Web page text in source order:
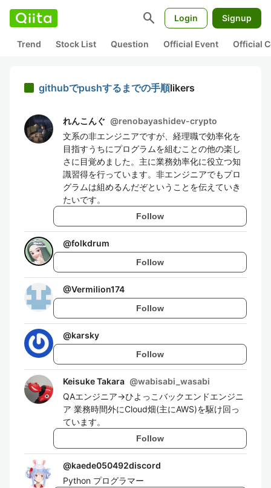
search Login Signup
Trend Stock List Question Official Event Official
githubでpushするまでの手順likers
れんこんぐ @renobayashidev-crypto
文系の非エンジニアですが、経理職で効率化を
目指すうちにプログラムを組むことの他の楽し
さに目覚めました。主に業務効率化に役立つ知
識習得を行っています。非エンジニアでもプロ
グラムは組めるんだぞということを伝えていき
たいです。
Follow
@folkdrum
Follow
@Vermilion174
Follow
@karsky
Follow
Keisuke Takara @wabisabi_wasabi
QAエンジニア→ひよっこバックエンドエンジニ
ア 業務時間外にCloud畑(主にAWS)を駆け回っ
ています。
Follow
@kaede050492discord
Python プログラマー